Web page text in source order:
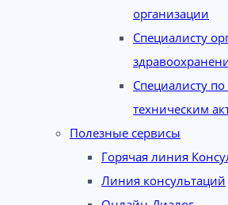
организации
Специалисту
Специалисту
техническим
Полезные сервисы
Горячая линия
Линия консультаций